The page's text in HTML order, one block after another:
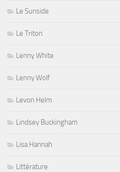
Le Sunside
Le Triton
Lenny White
Lenny Wolf
Levon Helm
Lindsey Buckingham
Lisa Hannah
Littérature